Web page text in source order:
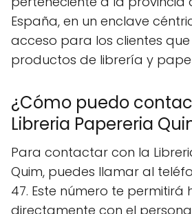
España, en un enclave
acceso para los clientes
productos de librería y
¿Cómo puedo
Libreria Papereria
Para contactar con la
Quim, puedes llamar al
47. Este número te permitirá
directamente con el